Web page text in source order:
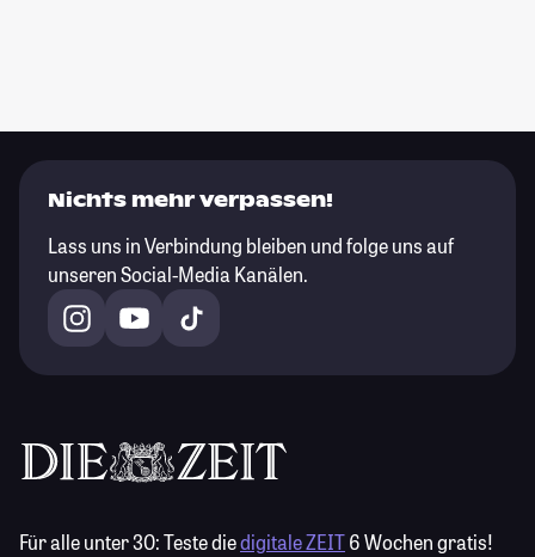
Nichts mehr verpassen!
Lass uns in Verbindung bleiben und folge uns auf
unseren Social-Media Kanälen.
Für alle unter 30:Teste diedigitale ZEIT6 Wochen gratis!